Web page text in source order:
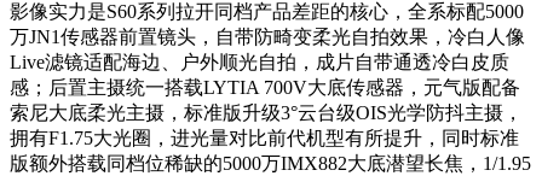
影像实力是S60系列拉开同档产品差距的核心，全系标配5000
万JN1传感器前置镜头，自带防畸变柔光自拍效果，冷白人像
Live滤镜适配海边、户外顺光自拍，成片自带通透冷白皮质
感；后置主摄统一搭载LYTIA 700V大底传感器，元气版配备
索尼大底柔光主摄，标准版升级3°云台级OIS光学防抖主摄，
拥有F1.75大光圈，进光量对比前代机型有所提升，同时标准
版额外搭载同档位稀缺的5000万IMX882大底潜望长焦，1/1.95